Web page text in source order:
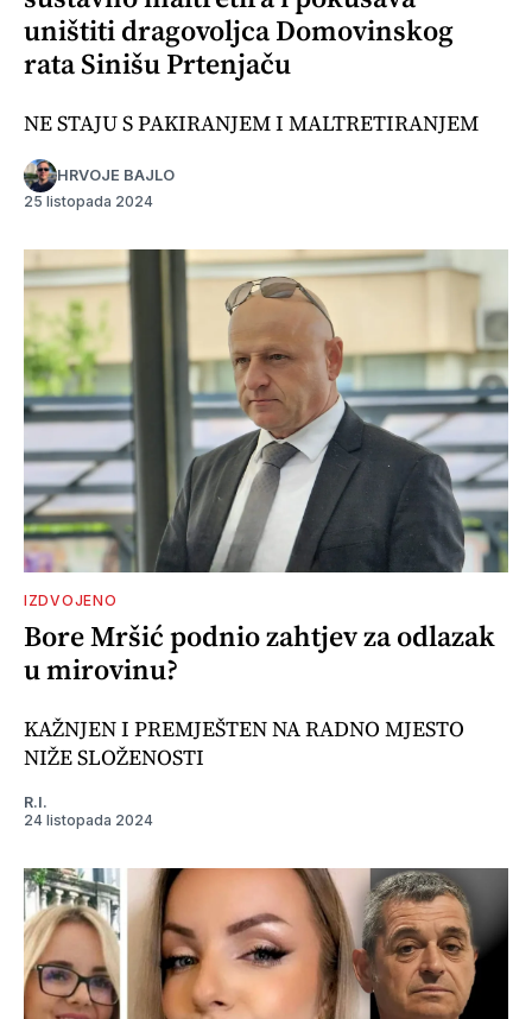
uništiti dragovoljca Domovinskog
rata Sinišu Prtenjaču
NE STAJU S PAKIRANJEM I MALTRETIRANJEM
HRVOJE BAJLO
25 listopada 2024
IZDVOJENO
Bore Mršić podnio zahtjev za odlazak
u mirovinu?
KAŽNJEN I PREMJEŠTEN NA RADNO MJESTO
NIŽE SLOŽENOSTI
R.I.
24 listopada 2024